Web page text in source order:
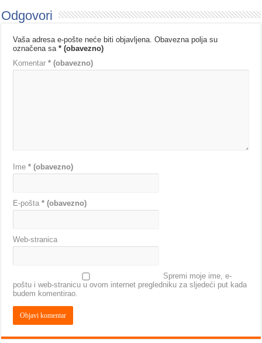
Odgovori
Vaša adresa e-pošte neće biti objavljena. Obavezna polja su
označena sa* (obavezno)
Komentar* (obavezno)
Ime* (obavezno)
E-pošta* (obavezno)
Web-stranica
Spremi moje ime, e-
poštu i web-stranicu u ovom internet pregledniku za sljedeći put kada
budem komentirao.